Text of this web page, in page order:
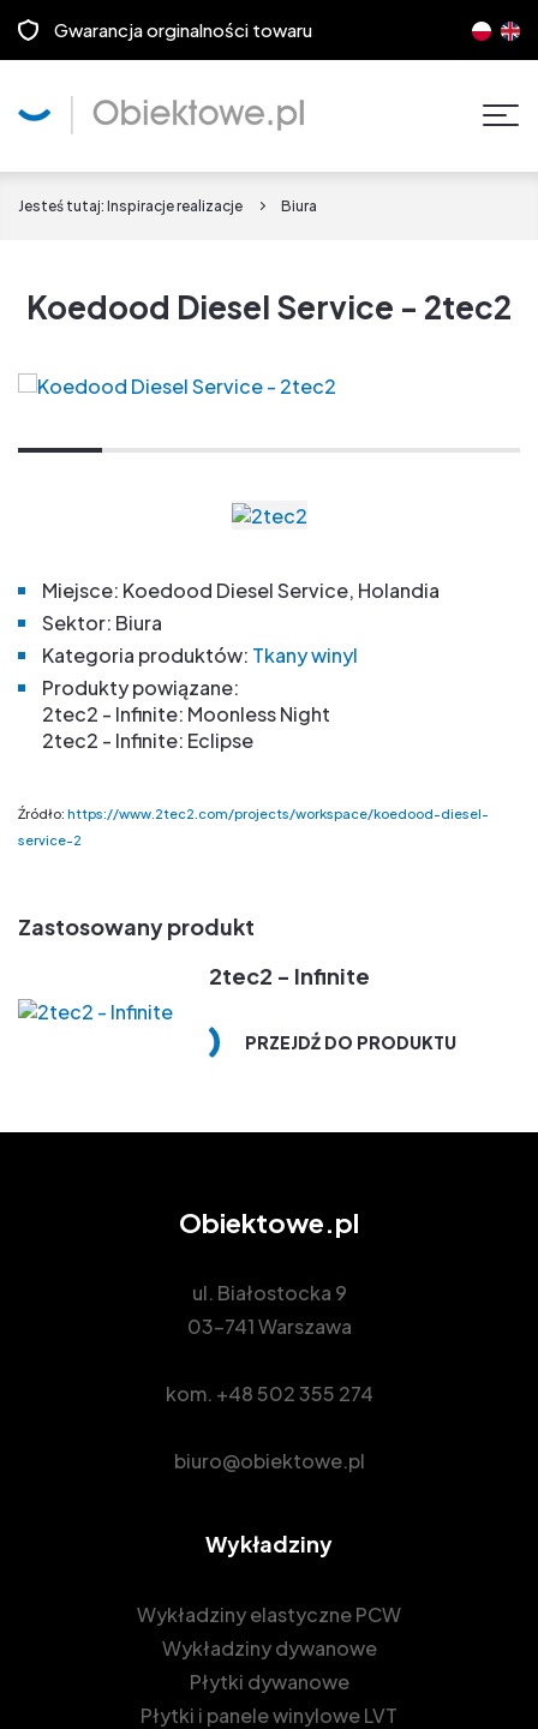
Gwarancja orginalności towaru
Jesteś tutaj: Inspiracje realizacje Biura
Koedood Diesel Service - 2tec2
Miejsce: Koedood Diesel Service, Holandia
Sektor: Biura
Kategoria produktów: Tkany winyl
Produkty powiązane:
2tec2 - Infinite: Moonless Night
2tec2 - Infinite: Eclipse
Źródło: https://www.2tec2.com/projects/workspace/koedood-diesel-
service-2
Zastosowany produkt
2tec2 - Infinite
PRZEJDŹ DO PRODUKTU
Obiektowe.pl
ul. Białostocka 9
03-741 Warszawa
kom. +48 502 355 274
biuro@obiektowe.pl
Wykładziny
Wykładziny elastyczne PCW
Wykładziny dywanowe
Płytki dywanowe
Płytki i panele winylowe LVT